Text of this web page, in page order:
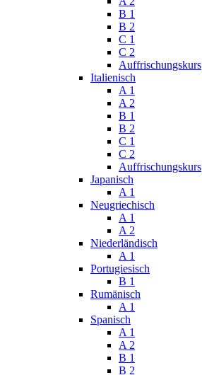
B 1
B 2
C 1
C 2
Auffrischungskurs
Italienisch
A 1
A 2
B 1
B 2
C 1
C 2
Auffrischungskurs
Japanisch
A 1
Neugriechisch
A 1
A 2
Niederländisch
A 1
Portugiesisch
B 1
Rumänisch
A 1
Spanisch
A 1
A 2
B 1
B 2